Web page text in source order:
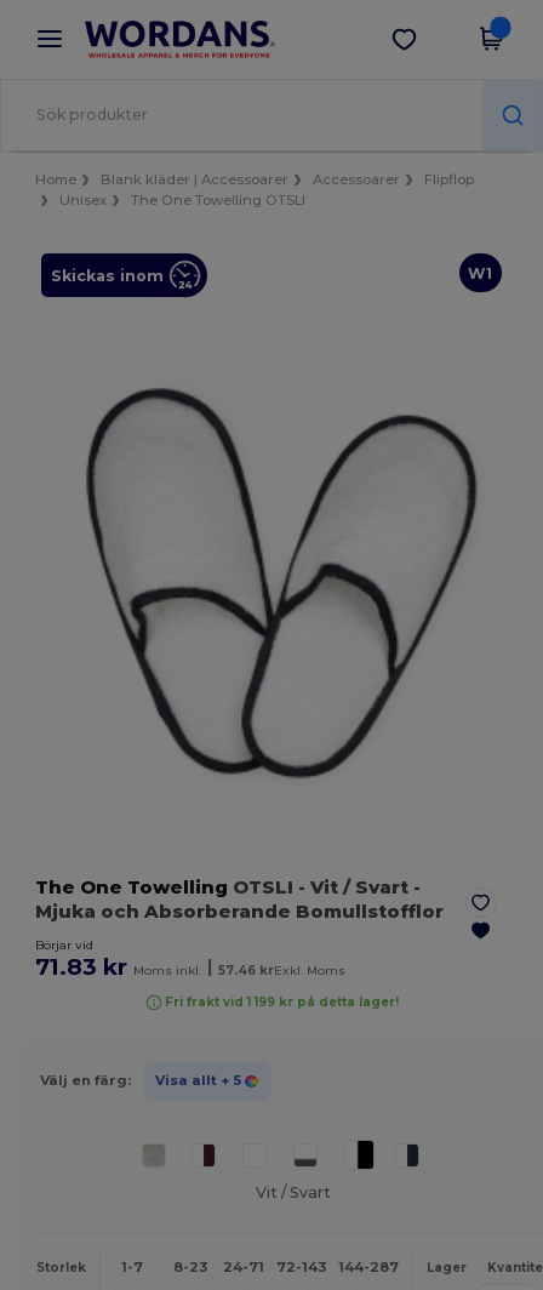
× Wordans-app
Bättre priser i appen!
Hämta app
Home Blank kläder | Accessoarer Accessoarer
Flipflop
Unisex
The One Towelling OTSLI
W1
Skickas inom
The One Towelling OTSLI - Vit / Svart -
Mjuka och Absorberande Bomullstofflor
Börjar vid
71.83 kr Moms inkl. | 57.46 krExkl. Moms
Fri frakt vid 1 199 kr på detta lager!
Välj en färg: Visa allt + 5
Vit / Svart
Storlek 1-7 8-23 24-71 72-143 144-287 288 + Mer
Lager